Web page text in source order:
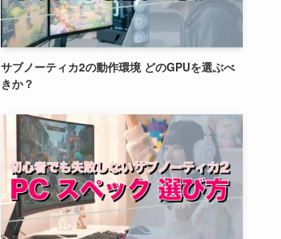
サブノーティカ2の動作環境 どのGPUを選ぶべ
きか？